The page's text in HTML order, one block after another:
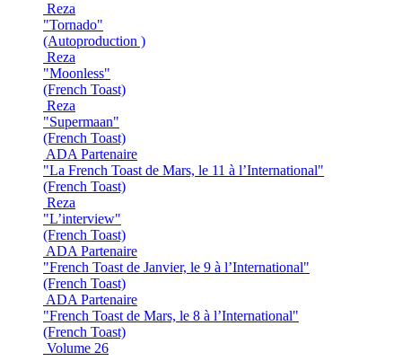
Reza
"Tornado"
(Autoproduction )
Reza
"Moonless"
(French Toast)
Reza
"Supermaan"
(French Toast)
ADA Partenaire
"La French Toast de Mars, le 11 à l’International"
(French Toast)
Reza
"L’interview"
(French Toast)
ADA Partenaire
"French Toast de Janvier, le 9 à l’International"
(French Toast)
ADA Partenaire
"French Toast de Mars, le 8 à l’International"
(French Toast)
Volume 26